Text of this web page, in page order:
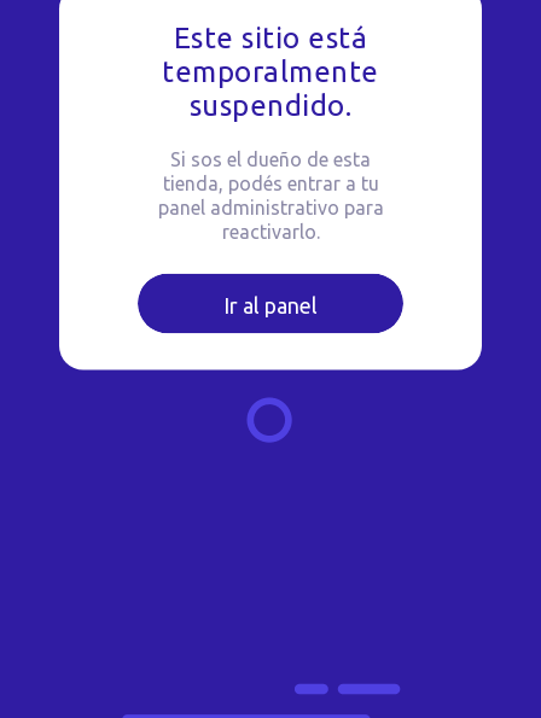
Este sitio está
temporalmente
suspendido.
Si sos el dueño de esta
tienda, podés entrar a tu
panel administrativo para
reactivarlo.
Ir al panel